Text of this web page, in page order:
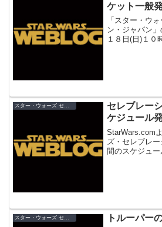
ケット一般
「スター・ウ
ン・ジャパン
１８日(日)１０
スター・ウォーズ セレブレーション・ジャパン（2008）
セレブレー
ケジュール
StarWars.com
ズ・セレブレ
間のスケジュー
スター・ウォーズ セレブレーション・ジャパン（2008） トルーパー